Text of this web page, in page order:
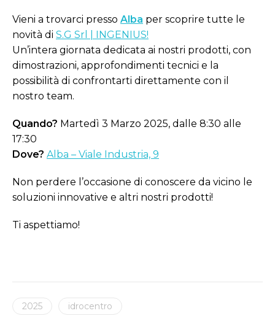
Vieni a trovarci presso Alba per scoprire tutte le
novità di S.G Srl | INGENIUS!
Un’intera giornata dedicata ai nostri prodotti, con
dimostrazioni, approfondimenti tecnici e la
possibilità di confrontarti direttamente con il
nostro team.
Quando? Martedì 3 Marzo 2025, dalle 8:30 alle
17:30
Dove? Alba – Viale Industria, 9
Non perdere l’occasione di conoscere da vicino le
soluzioni innovative e altri nostri prodotti!
Ti aspettiamo!
2025 idrocentro